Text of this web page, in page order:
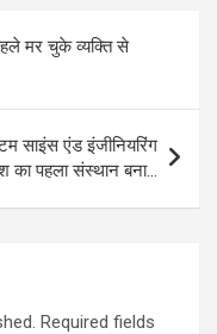
मर चुके व्यक्ति से
साइंस एंड इंजीनियरिंग
का पहला संस्थान बना…
Required fields